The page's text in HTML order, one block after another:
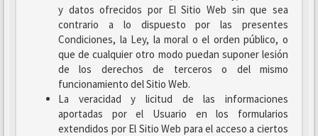
y datos ofrecidos por El Sitio Web sin que sea
contrario a lo dispuesto por las presentes
Condiciones, la Ley, la moral o el orden público, o
que de cualquier otro modo puedan suponer lesión
de los derechos de terceros o del mismo
funcionamiento del Sitio Web.
La veracidad y licitud de las informaciones
aportadas por el Usuario en los formularios
extendidos por El Sitio Web para el acceso a ciertos